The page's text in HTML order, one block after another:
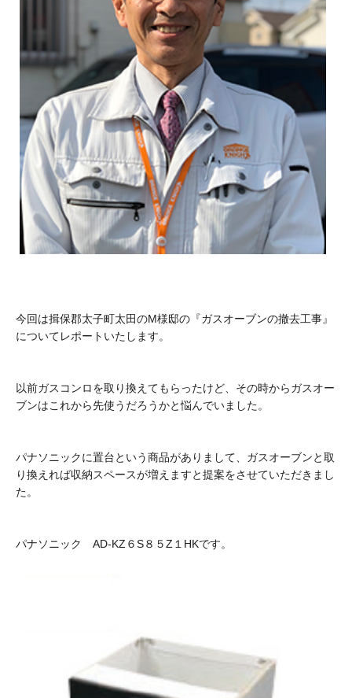
今回は揖保郡太子町太田のM様邸の『ガスオーブンの撤去工事』
についてレポートいたします。
以前ガスコンロを取り換えてもらったけど、その時からガスオー
ブンはこれから先使うだろうかと悩んでいました。
パナソニックに置台という商品がありまして、ガスオーブンと取
り換えれば収納スペースが増えますと提案をさせていただきまし
た。
パナソニック AD-KZ６S８５Z１HKです。